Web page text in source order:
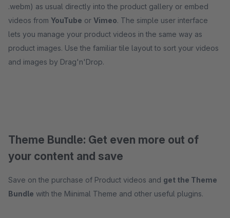
.webm) as usual directly into the product gallery or embed
videos from YouTube or Vimeo. The simple user interface
lets you manage your product videos in the same way as
product images. Use the familiar tile layout to sort your videos
and images by Drag'n'Drop.
Theme Bundle: Get even more out of
your content and save
Save on the purchase of Product videos and get the Theme
Bundle with the Miinimal Theme and other useful plugins.